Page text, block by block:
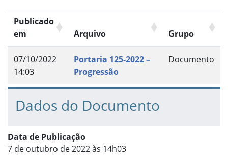
Publicado
em
Arquivo Grupo
07/10/2022
14:03
Portaria 125-2022 –
Progressão
Documento
Dados do Documento
Data de Publicação
7 de outubro de 2022 às 14h03